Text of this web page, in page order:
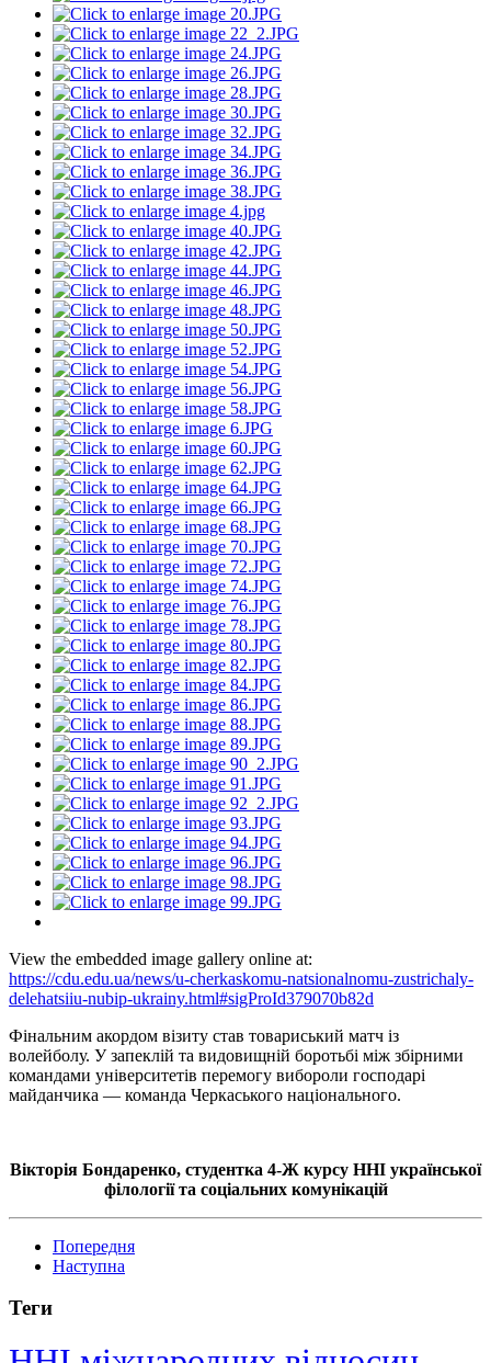
View the embedded image gallery online at:
https://cdu.edu.ua/news/u-cherkaskomu-natsionalnomu-zustrichaly-
delehatsiiu-nubip-ukrainy.html#sigProId379070b82d
Фінальним акордом візиту став товариський матч із
волейболу. У запеклій та видовищній боротьбі між збірними
командами університетів перемогу вибороли господарі
майданчика — команда Черкаського національного.
Вікторія Бондаренко, студентка 4-Ж курсу ННІ української
філології та соціальних комунікацій
Попередня
Наступна
Теги